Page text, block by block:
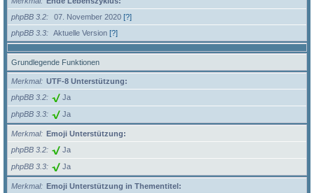
phpBB 3.2
07. November 2020 [?]
phpBB 3.3
Aktuelle Version [?]
Grundlegende Funktionen
Merkmal
UTF-8 Unterstützung:
phpBB 3.2
Ja
phpBB 3.3 Ja
Merkmal
Emoji Unterstützung:
phpBB 3.2
Ja
phpBB 3.3 Ja
Merkmal
Emoji Unterstützung in Thementitel: